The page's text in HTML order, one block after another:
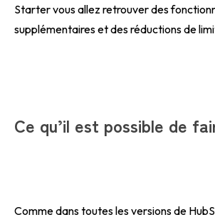
Starter vous allez retrouver des
supplémentaires et des réductions de
Ce qu’il est possible de
Comme dans toutes les versions de